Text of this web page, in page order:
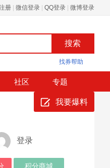
册 微信登录 QQ登录 微博登录
找券帮助
社区 专题
我要爆料
登录
积分商城